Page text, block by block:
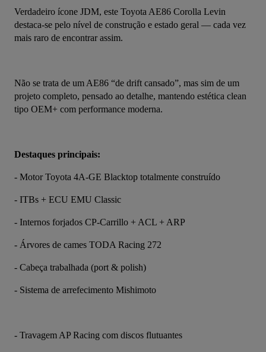
Verdadeiro ícone JDM, este Toyota AE86 Corolla Levin
destaca-se pelo nível de construção e estado geral — cada vez
mais raro de encontrar assim.
Não se trata de um AE86 “de drift cansado”, mas sim de um
projeto completo, pensado ao detalhe, mantendo estética clean
tipo OEM+ com performance moderna.
Destaques principais:
- Motor Toyota 4A-GE Blacktop totalmente construído
- ITBs + ECU EMU Classic
- Internos forjados CP-Carrillo + ACL + ARP
- Árvores de cames TODA Racing 272
- Cabeça trabalhada (port & polish)
- Sistema de arrefecimento Mishimoto
- Travagem AP Racing com discos flutuantes